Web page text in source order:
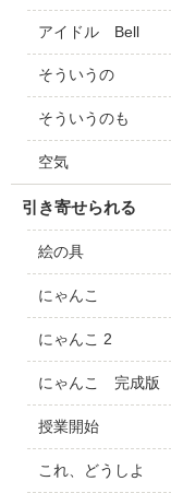
アイドル Bell
そういうの
そういうのも
空気
引き寄せられる
絵の具
にゃんこ
にゃんこ 2
にゃんこ 完成版
授業開始
これ、どうしよ